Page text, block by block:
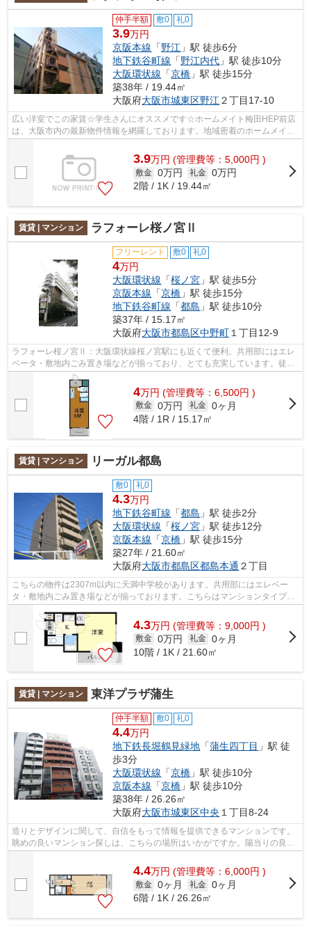
仲手半額 敷0 礼0
3.9万円
京阪本線 「野江 」駅 徒歩6分
地下鉄谷町線 「野江内代 」駅 徒歩10分
大阪環状線 「京橋 」駅 徒歩15分
築38年 / 19.44㎡
大阪府大阪市城東区野江 ２丁目17-10
広い洋室でこの家賃☆学生さんにオススメです☆ホームメイト梅田HEP前店
は、大阪市内の最新物件情報を網羅しております。地域密着のホームメイト
梅田HEP前店だからできるお部屋探し品質...
3.9万円 (管理費等：5,000円 )
敷金 0万円 礼金 0万円
2階 / 1K / 19.44㎡
賃貸 | マンション ラフォーレ桜ノ宮Ⅱ
フリーレント 敷0 礼0
4万円
大阪環状線 「桜ノ宮 」駅 徒歩5分
京阪本線 「京橋 」駅 徒歩15分
地下鉄谷町線 「都島 」駅 徒歩10分
築37年 / 15.17㎡
大阪府大阪市都島区中野町１丁目12-9
ラフォーレ桜ノ宮Ⅱ：大阪環状線桜ノ宮駅にも近くて便利。共用部にはエレ
ベータ・敷地内ごみ置き場などが揃っており、とても充実しています。徒歩
5分で駅にアクセス可能な、魅力的な駅...
4万円 (管理費等：6,500円 )
敷金 0万円 礼金 0ヶ月
4階 / 1R / 15.17㎡
賃貸 | マンション リーガル都島
敷0 礼0
4.3万円
地下鉄谷町線 「都島 」駅 徒歩2分
大阪環状線 「桜ノ宮 」駅 徒歩12分
京阪本線 「京橋 」駅 徒歩15分
築27年 / 21.60㎡
大阪府大阪市都島区都島本通 ２丁目
こちらの物件は2307m以内に天満中学校があります。共用部にはエレベー
タ・敷地内ごみ置き場などが揃っております。こちらはマンションタイプに
4.3万円 (管理費等：9,000円 )
敷金 0万円 礼金 0ヶ月
10階 / 1K / 21.60㎡
賃貸 | マンション 東洋プラザ蒲生
仲手半額 敷0 礼0
4.4万円
地下鉄長堀鶴見緑地 「蒲生四丁目 」駅 徒
歩3分
大阪環状線 「京橋 」駅 徒歩10分
京阪本線 「京橋 」駅 徒歩10分
築38年 / 26.26㎡
大阪府大阪市城東区中央 １丁目8-24
造りとデザインに関して、自信をもって情報を提供できるマンションです。
眺めの良いマンション探しは、こちらの場所はいかがですか。陽当りの良い
4.4万円 (管理費等：6,000円 )
敷金 0ヶ月 礼金 0ヶ月
6階 / 1K / 26.26㎡